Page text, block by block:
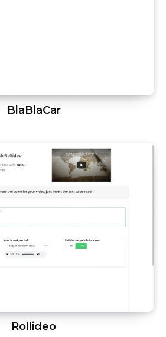
BlaBlaCar
Rollideo